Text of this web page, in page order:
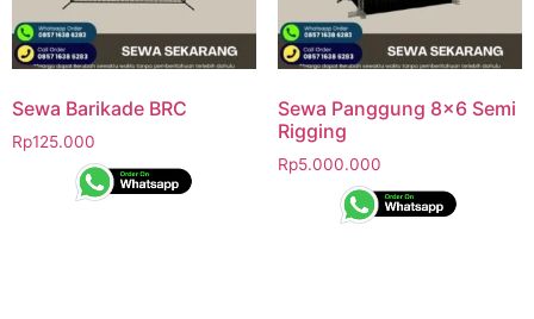
Sewa Barikade BRC
Rp125.000
Sewa Panggung 8×6 Semi
Rigging
Rp5.000.000